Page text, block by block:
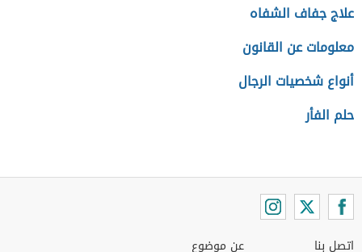
علاج جفاف الشفاه
معلومات عن القانون
أنواع شخصيات الرجال
حلم الفأر
اتصل بنا عن موضوع